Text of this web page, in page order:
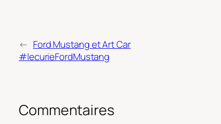
← Ford Mustang et Art Car
#lecurieFordMustang
Commentaires